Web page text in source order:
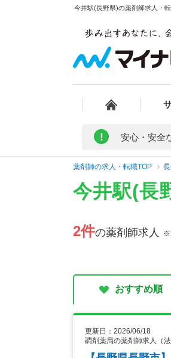
今井駅(長野県)の薬剤師求人・
! 安心・安全
薬剤師の求人・転職TOP
今井駅(長
2件の薬剤師求人 ※
おすすめ順
更新日：2026/06/18
調剤薬局の薬剤師求人（